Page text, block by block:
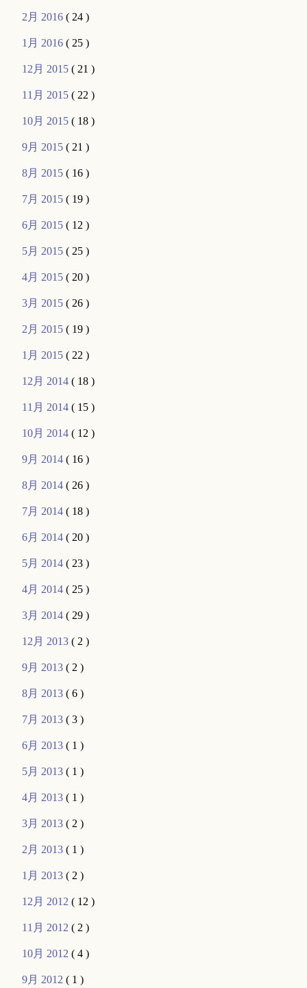
2月 2016( 24 )
1月 2016( 25 )
12月 2015( 21 )
11月 2015( 22 )
10月 2015( 18 )
9月 2015( 21 )
8月 2015( 16 )
7月 2015( 19 )
6月 2015( 12 )
5月 2015( 25 )
4月 2015( 20 )
3月 2015( 26 )
2月 2015( 19 )
1月 2015( 22 )
12月 2014( 18 )
11月 2014( 15 )
10月 2014( 12 )
9月 2014( 16 )
8月 2014( 26 )
7月 2014( 18 )
6月 2014( 20 )
5月 2014( 23 )
4月 2014( 25 )
3月 2014( 29 )
12月 2013( 2 )
9月 2013( 2 )
8月 2013( 6 )
7月 2013( 3 )
6月 2013( 1 )
5月 2013( 1 )
4月 2013( 1 )
3月 2013( 2 )
2月 2013( 1 )
1月 2013( 2 )
12月 2012( 12 )
11月 2012( 2 )
10月 2012( 4 )
9月 2012( 1 )